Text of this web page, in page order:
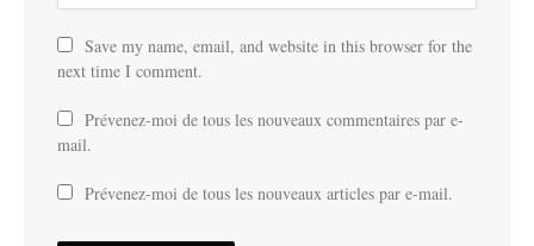
Save my name, email, and website in this browser for the
next time I comment.
Prévenez-moi de tous les nouveaux commentaires par e-
mail.
Prévenez-moi de tous les nouveaux articles par e-mail.